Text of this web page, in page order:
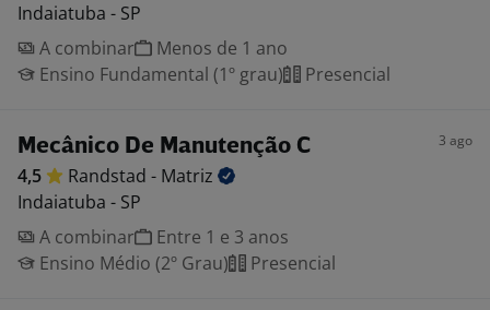
Indaiatuba - SP
A combinar
Menos de 1 ano
Ensino Fundamental (1º grau)
Presencial
Mecânico De Manutenção C 3 ago
4,5 Randstad - Matriz
Indaiatuba - SP
A combinar
Entre 1 e 3 anos
Ensino Médio (2º Grau)
Presencial